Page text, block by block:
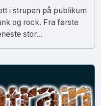
i strupen på publikum
og rock. Fra første
stor...